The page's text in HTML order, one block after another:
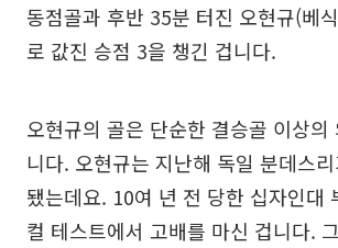
동점골과 후반 35분 터진 오현규(베
로 값진 승점 3을 챙긴 겁니다.
오현규의 골은 단순한 결승골 이상의
니다. 오현규는 지난해 독일 분데스
됐는데요. 10여 년 전 당한 십자인대
컬 테스트에서 고배를 마신 겁니다.